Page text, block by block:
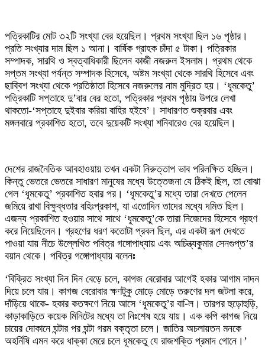
পত্রিকাটির মোট ৩২টি সংখ্যা বের হয়েছিল। প্রথম সংখ্যা ছিল ১৬ পৃষ্ঠার।
প্রতি সংখ্যার দাম ছিল ১ আনা। বার্ষিক গ্রাহক চাঁদা ৫ টাকা। পত্রিকার
সম্পাদক, সারথি ও স্বত্বাধিকারী ছিলেন কাজী নজরুল ইসলাম। প্রথম থেকে
সপ্তম সংখ্যা পর্যন্ত সম্পাদক হিসেবে, অষ্টম সংখ্যা থেকে সারথি হিসেবে এবং
ছাব্বিশ সংখ্যা থেকে প্রতিষ্ঠাতা হিসেবে নজরুলের নাম মুদ্রিত হয়। ‘ধূমকেতু’
পত্রিকাটি সপ্তাহে দু’বার বের হতো, পত্রিকার প্রথম পৃষ্ঠায় উপরে লেখা
থাকতো-‘সপ্তাহে দুইবার করিয়া বাহির হইবে’। সাধারণত শুক্রবার এবং
মঙ্গলবারে প্রকাশিত হতো, তবে দুয়েকটি সংখ্যা শনিবারেও বের হয়েছিল।
দেশের রাজনৈতিক আবহাওয়ায় তখন একটা নিরুত্তাপ ভাব পরিলক্ষিত হচ্ছিল।
কিন্তু ভেতরে ভেতরে সাধারণ মানুষের মধ্যে উত্তেজনা যে ঠিকই ছিল, তা বোঝা
গেল ‘ধূমকেতু’ প্রকাশিত হবার পর। ‘ধূমকেতু’র মধ্যে তারা দেখতে পেলেন
জমিয়ে রাখা বিক্ষুব্ধতার বহিঃপ্রকাশ, যা এতোদিন তাদের মধ্যে দমিত ছিল।
এজন্য প্রকাশিত হওয়ার সাথে সাথে ‘ধূমকেতু’কে তারা নিজেদের হিসেবে গ্রহণ
করে নিয়েছিলেন। গ্রহণের ধরণ কতোটা প্রবল ছিল, এর একটা রূপ দেখতে
পাওয়া যায় নীচে উল্লেখিত পবিত্র গঙ্গোপাধ্যায় এবং অচিন্ত্যকুমার সেনগুপ্ত’র
বয়ান থেকে। পবিত্র গঙ্গোপাধ্যায় বলেনঃ
‘বিক্রিত সংখ্যা দিন দিন বেড়ে চলে, কাগজ বেরোবার আগেই হকার আগাম দাদন
দিয়ে চলে যায়। কাগজ বেরোবার ক্ষণটুকু মোড়ে মোড়ে তরুণের দল জটলা করে,
দাঁড়িয়ে থাকে- হকার কতক্ষণে নিয়ে আসে ‘ধূমকেতু’র বা-িল। তারপর হুড়োহুড়ি,
কাড়াকাড়িতে কয়েক মিনিটের মধ্যে তা নিঃশেষ হয়ে যায়। এক কপি কাগজ নিয়ে
চায়ের দোকানে ঘন্টার পর ঘন্টা গরম বক্তৃতা চলে। জাতির অচলায়তন মনকে
অহর্নিষি এমন করে ধাক্কা মেরে চলে ধূমকেতু যে রাজশক্তি প্রমাদ গোনে।’